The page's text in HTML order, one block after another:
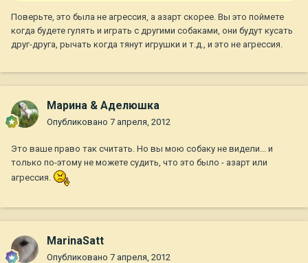
Поверьте, это была не агрессия, а азарт скорее. Вы это поймете
когда будете гулять и играть с другими собаками, они будут кусать
друг-друга, рычать когда тянут игрушки и т.д., и это не агрессия.
Марина & Аделюшка
Опубликовано 7 апреля, 2012
Это ваше право так считать. Но вы мою собаку не видели... и
только по-этому не можете судить, что это было - азарт или
агрессия.
MarinaSatt
Опубликовано 7 апреля, 2012